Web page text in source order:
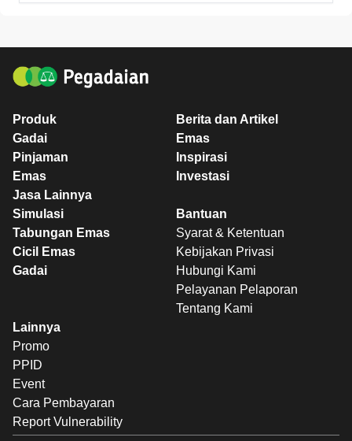
Produk
Gadai
Pinjaman
Emas
Jasa Lainnya
Berita dan Artikel
Emas
Inspirasi
Investasi
Simulasi
Tabungan Emas
Cicil Emas
Gadai
Bantuan
Syarat & Ketentuan
Kebijakan Privasi
Hubungi Kami
Pelayanan Pelaporan
Tentang Kami
Lainnya
Promo
PPID
Event
Cara Pembayaran
Report Vulnerability